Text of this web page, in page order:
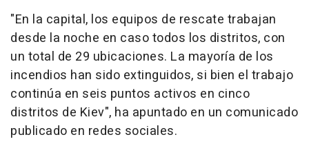
"En la capital, los equipos de rescate trabajan
desde la noche en caso todos los distritos, con
un total de 29 ubicaciones. La mayoría de los
incendios han sido extinguidos, si bien el trabajo
continúa en seis puntos activos en cinco
distritos de Kiev", ha apuntado en un comunicado
publicado en redes sociales.